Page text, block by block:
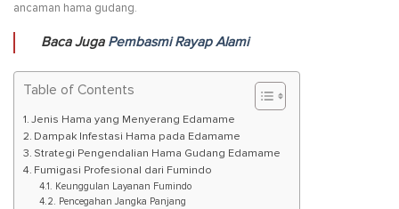
ancaman hama gudang.
Baca Juga Pembasmi Rayap Alami
Table of Contents
Jenis Hama yang Menyerang Edamame
Dampak Infestasi Hama pada Edamame
Strategi Pengendalian Hama Gudang Edamame
Fumigasi Profesional dari Fumindo
Keunggulan Layanan Fumindo
Pencegahan Jangka Panjang